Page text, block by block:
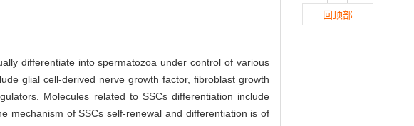
differentiate into spermatozoa under control of various
glial cell-derived nerve growth factor, fibroblast growth
Molecules related to SSCs differentiation include
mechanism of SSCs self-renewal and differentiation is of
回顶部